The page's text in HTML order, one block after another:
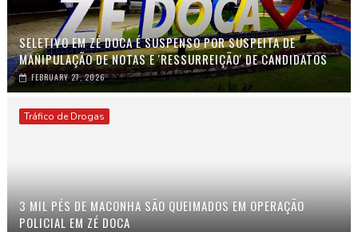
SELETIVO EM ZÉ DOCA É SUSPENSO POR SUSPEITA DE
MANIPULAÇÃO DE NOTAS E 'RESSURREIÇÃO' DE CANDIDATOS
FEBRUARY 27, 2026
Tráfico de Drogas
3 MIL PÉS DE MACONHA SÃO QUEIMADOS EM OPERAÇÃO
POLICIAL EM ZÉ DOCA